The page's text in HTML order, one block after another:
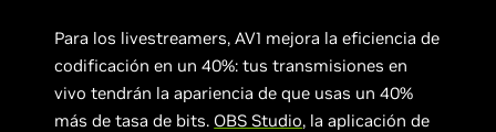
Para los livestreamers, AV1 mejora la eficiencia de
codificación en un 40%: tus transmisiones en
vivo tendrán la apariencia de que usas un 40%
más de tasa de bits. OBS Studio, la aplicación de